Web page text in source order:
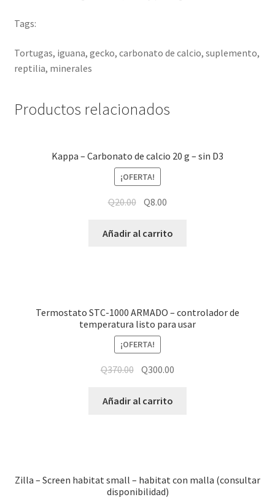
Tags:
Tortugas, iguana, gecko, carbonato de calcio, suplemento,
reptilia, minerales
Productos relacionados
Kappa – Carbonato de calcio 20 g – sin D3
¡OFERTA!
Q20.00 Q8.00
Añadir al carrito
Termostato STC-1000 ARMADO – controlador de
temperatura listo para usar
¡OFERTA!
Q370.00 Q300.00
Añadir al carrito
Zilla – Screen habitat small – habitat con malla (consultar
disponibilidad)